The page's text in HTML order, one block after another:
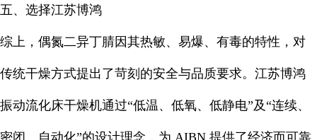
五、选择江苏博鸿
综上，偶氮二异丁腈因其热敏、易爆、有毒的特性，对
传统干燥方式提出了苛刻的安全与品质要求。江苏博鸿
振动流化床干燥机通过“低温、低氧、低静电”及“连续、
密闭、自动化”的设计理念，为 AIBN 提供了经济而可靠